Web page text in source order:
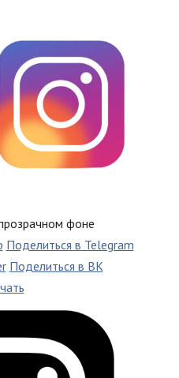
фоне
Поделиться в Telegram
Поделиться в ВК